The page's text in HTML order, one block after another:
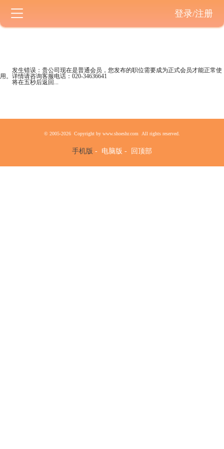
登录/注册
发生错误：贵公司现在是普通会员 ，您发布的职位需要成为正式会员才能正常使
用。详情请咨询客服电话： 020-34636641
将在五秒后返回...
© 2005-2026 Copyright by www.shoeshr.com All rights reserved.
手机版 - 电脑版 - 回顶部